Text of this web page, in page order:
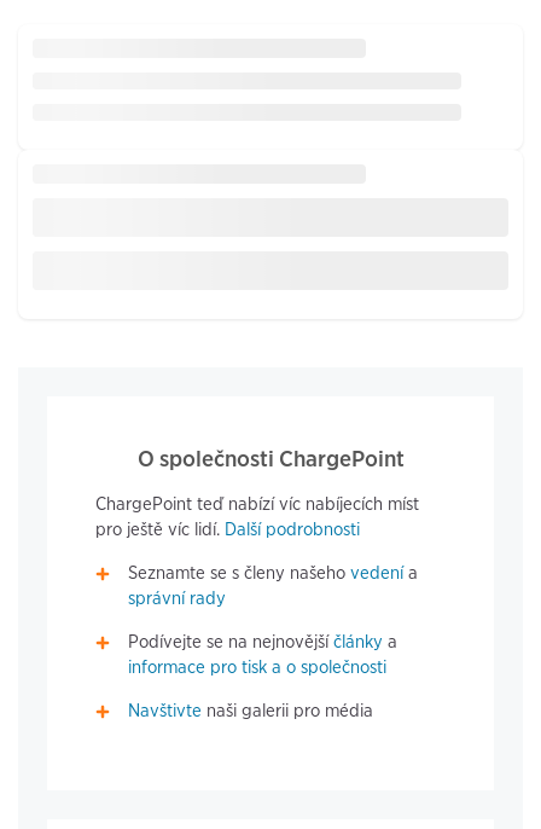
O společnosti ChargePoint
ChargePoint teď nabízí víc nabíjecích míst
pro ještě víc lidí. Další podrobnosti
Seznamte se s členy našehovedenía
správní rady
Podívejte se na nejnovějšíčlánky a
informace pro tisk a o společnosti
Navštivte naši galerii pro média